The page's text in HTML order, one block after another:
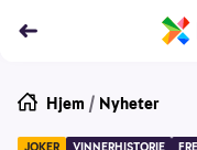
Hjem / Nyheter